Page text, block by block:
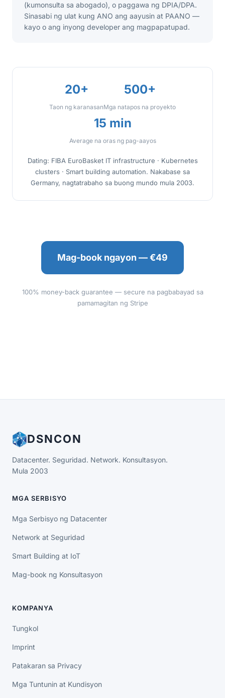
(kumonsulta sa abogado), o paggawa ng DPIA/DPA.
Sinasabi ng ulat kung ANO ang aayusin at PAANO —
kayo o ang inyong developer ang magpapatupad.
20+
Taon ng karanasan
500+
Mga natapos na proyekto
15 min
Average na oras ng pag-aayos
Dating: FIBA EuroBasket IT infrastructure · Kubernetes
clusters · Smart building automation. Nakabase sa
Germany, nagtatrabaho sa buong mundo mula 2003.
Mag-book ngayon — €49
100% money-back guarantee — secure na pagbabayad sa
pamamagitan ng Stripe
DSNCON
Datacenter. Seguridad. Network. Konsultasyon.
Mula 2003
MGA SERBISYO
Mga Serbisyo ng Datacenter
Network at Seguridad
Smart Building at IoT
Mag-book ng Konsultasyon
KOMPANYA
Tungkol
Imprint
Patakaran sa Privacy
Mga Tuntunin at Kundisyon